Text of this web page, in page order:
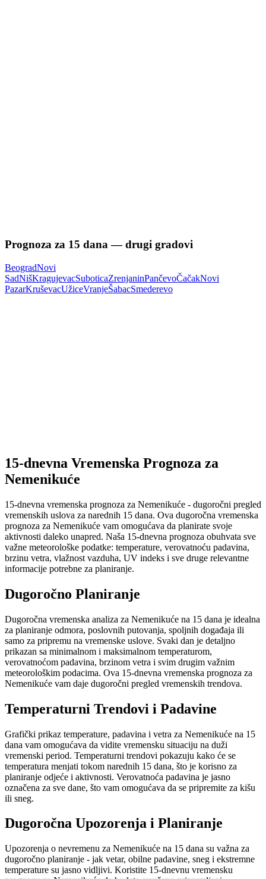
Prognoza za 15 dana — drugi gradovi
BeogradNovi
SadNišKragujevacSuboticaZrenjaninPančevoČačakNovi
PazarKruševacUžiceVranjeŠabacSmederevo
15-dnevna Vremenska Prognoza za
Nemenikuće
15-dnevna vremenska prognoza za Nemenikuće - dugoročni pregled
vremenskih uslova za narednih 15 dana. Ova dugoročna vremenska
prognoza za Nemenikuće vam omogućava da planirate svoje
aktivnosti daleko unapred. Naša 15-dnevna prognoza obuhvata sve
važne meteorološke podatke: temperature, verovatnoću padavina,
brzinu vetra, vlažnost vazduha, UV indeks i sve druge relevantne
informacije potrebne za planiranje.
Dugoročno Planiranje
Dugoročna vremenska analiza za Nemenikuće na 15 dana je idealna
za planiranje odmora, poslovnih putovanja, spoljnih događaja ili
samo za pripremu na vremenske uslove. Svaki dan je detaljno
prikazan sa minimalnom i maksimalnom temperaturom,
verovatnoćom padavina, brzinom vetra i svim drugim važnim
meteorološkim podacima. Ova 15-dnevna vremenska prognoza za
Nemenikuće vam daje dugoročni pregled vremenskih trendova.
Temperaturni Trendovi i Padavine
Grafički prikaz temperature, padavina i vetra za Nemenikuće na 15
dana vam omogućava da vidite vremensku situaciju na duži
vremenski period. Temperaturni trendovi pokazuju kako će se
temperatura menjati tokom narednih 15 dana, što je korisno za
planiranje odjeće i aktivnosti. Verovatnoća padavina je jasno
označena za sve dane, što vam omogućava da se pripremite za kišu
ili sneg.
Dugoročna Upozorenja i Planiranje
Upozorenja o nevremenu za Nemenikuće na 15 dana su važna za
dugoročno planiranje - jak vetar, obilne padavine, sneg i ekstremne
temperature su jasno vidljivi. Koristite 15-dnevnu vremensku